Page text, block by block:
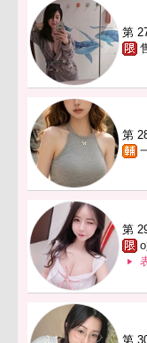
第
第
第
第